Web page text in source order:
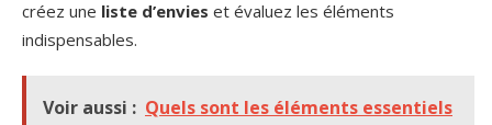
créez une liste d’envies et évaluez les éléments
indispensables.
Voir aussi : Quels sont les éléments essentiels